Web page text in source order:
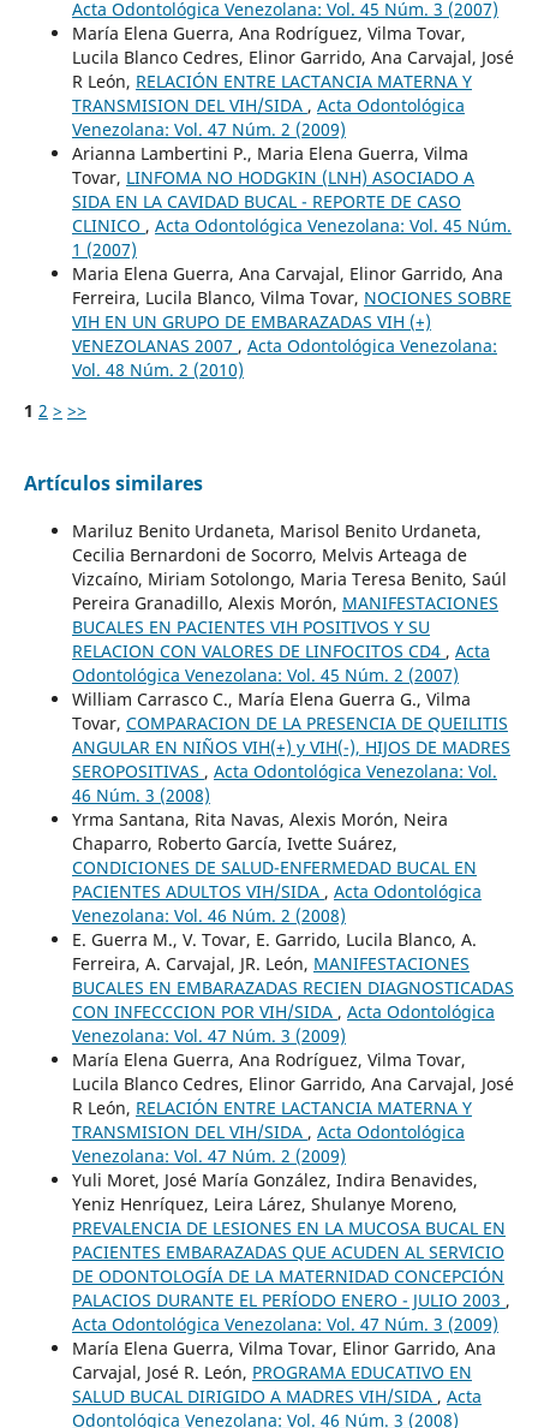
Acta Odontológica Venezolana: Vol. 45 Núm. 3 (2007)
María Elena Guerra, Ana Rodríguez, Vilma Tovar,
Lucila Blanco Cedres, Elinor Garrido, Ana Carvajal, José
R León, RELACIÓN ENTRE LACTANCIA MATERNA Y
TRANSMISION DEL VIH/SIDA , Acta Odontológica
Venezolana: Vol. 47 Núm. 2 (2009)
Arianna Lambertini P., Maria Elena Guerra, Vilma
Tovar, LINFOMA NO HODGKIN (LNH) ASOCIADO A
SIDA EN LA CAVIDAD BUCAL - REPORTE DE CASO
CLINICO , Acta Odontológica Venezolana: Vol. 45 Núm.
1 (2007)
Maria Elena Guerra, Ana Carvajal, Elinor Garrido, Ana
Ferreira, Lucila Blanco, Vilma Tovar, NOCIONES SOBRE
VIH EN UN GRUPO DE EMBARAZADAS VIH (+)
VENEZOLANAS 2007 , Acta Odontológica Venezolana:
Vol. 48 Núm. 2 (2010)
1 2 > >>
Artículos similares
Mariluz Benito Urdaneta, Marisol Benito Urdaneta,
Cecilia Bernardoni de Socorro, Melvis Arteaga de
Vizcaíno, Miriam Sotolongo, Maria Teresa Benito, Saúl
Pereira Granadillo, Alexis Morón, MANIFESTACIONES
BUCALES EN PACIENTES VIH POSITIVOS Y SU
RELACION CON VALORES DE LINFOCITOS CD4 , Acta
Odontológica Venezolana: Vol. 45 Núm. 2 (2007)
William Carrasco C., María Elena Guerra G., Vilma
Tovar, COMPARACION DE LA PRESENCIA DE QUEILITIS
ANGULAR EN NIÑOS VIH(+) y VIH(-), HIJOS DE MADRES
SEROPOSITIVAS , Acta Odontológica Venezolana: Vol.
46 Núm. 3 (2008)
Yrma Santana, Rita Navas, Alexis Morón, Neira
Chaparro, Roberto García, Ivette Suárez,
CONDICIONES DE SALUD-ENFERMEDAD BUCAL EN
PACIENTES ADULTOS VIH/SIDA , Acta Odontológica
Venezolana: Vol. 46 Núm. 2 (2008)
E. Guerra M., V. Tovar, E. Garrido, Lucila Blanco, A.
Ferreira, A. Carvajal, JR. León, MANIFESTACIONES
BUCALES EN EMBARAZADAS RECIEN DIAGNOSTICADAS
CON INFECCCION POR VIH/SIDA , Acta Odontológica
Venezolana: Vol. 47 Núm. 3 (2009)
María Elena Guerra, Ana Rodríguez, Vilma Tovar,
Lucila Blanco Cedres, Elinor Garrido, Ana Carvajal, José
R León, RELACIÓN ENTRE LACTANCIA MATERNA Y
TRANSMISION DEL VIH/SIDA , Acta Odontológica
Venezolana: Vol. 47 Núm. 2 (2009)
Yuli Moret, José María González, Indira Benavides,
Yeniz Henríquez, Leira Lárez, Shulanye Moreno,
PREVALENCIA DE LESIONES EN LA MUCOSA BUCAL EN
PACIENTES EMBARAZADAS QUE ACUDEN AL SERVICIO
DE ODONTOLOGÍA DE LA MATERNIDAD CONCEPCIÓN
PALACIOS DURANTE EL PERÍODO ENERO - JULIO 2003 ,
Acta Odontológica Venezolana: Vol. 47 Núm. 3 (2009)
María Elena Guerra, Vilma Tovar, Elinor Garrido, Ana
Carvajal, José R. León, PROGRAMA EDUCATIVO EN
SALUD BUCAL DIRIGIDO A MADRES VIH/SIDA , Acta
Odontológica Venezolana: Vol. 46 Núm. 3 (2008)